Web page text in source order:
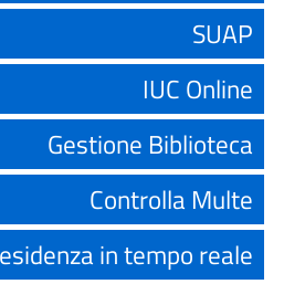
SUAP
IUC Online
Gestione Biblioteca
Controlla Multe
in tempo reale